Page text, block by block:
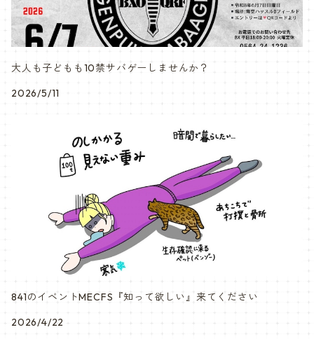
大人も子どもも10禁サバゲーしませんか？
2026/5/11
841のイベントMECFS『知って欲しい』来てください
2026/4/22